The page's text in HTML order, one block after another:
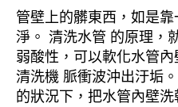
管壁上的髒東西，如是
淨。 清洗水管 的原理，
弱酸性，可以軟化水管
清洗機 脈衝波沖出汙垢
的狀況下，把水管內壁洗